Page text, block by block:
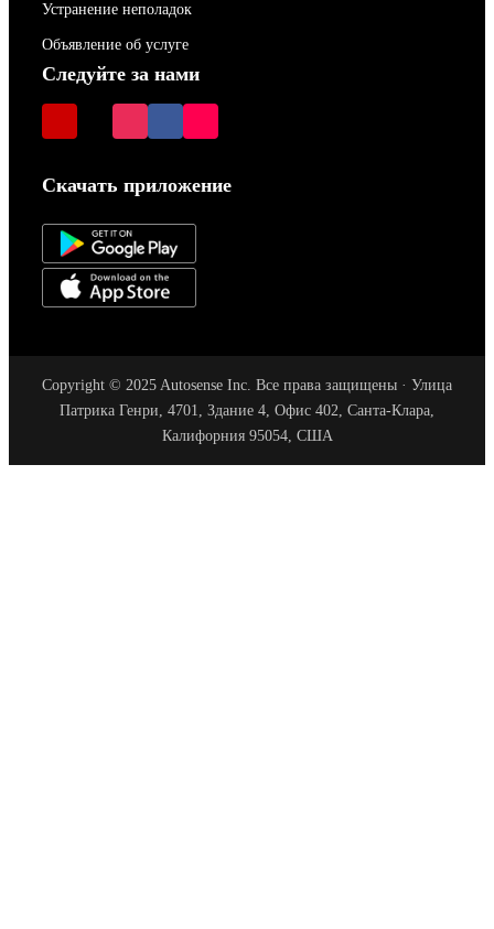
Устранение неполадок
Объявление об услуге
Следуйте за нами
Скачать приложение
Copyright © 2025 Autosense Inc. Все права защищены · Улица
Патрика Генри, 4701, Здание 4, Офис 402, Санта-Клара,
Калифорния 95054, США